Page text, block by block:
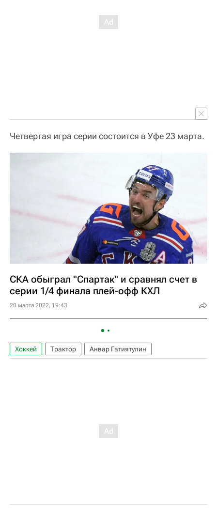
Четвертая игра серии состоится в Уфе 23 марта.
СКА обыграл "Спартак" и сравнял счет в
серии 1/4 финала плей-офф КХЛ
20 марта 2022, 19:43
Хоккей Трактор Анвар Гатиятулин